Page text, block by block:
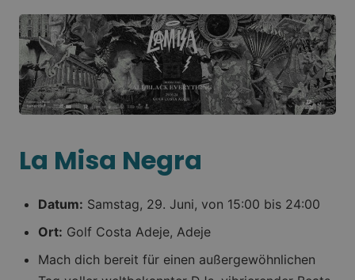
La Misa Negra
Datum: Samstag, 29. Juni, von 15:00 bis 24:00
Ort: Golf Costa Adeje, Adeje
Mach dich bereit für einen außergewöhnlichen